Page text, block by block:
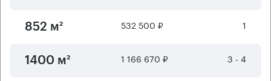
852 м² 532 500 ₽ 1
1400 м² 1 166 670 ₽ 3 - 4